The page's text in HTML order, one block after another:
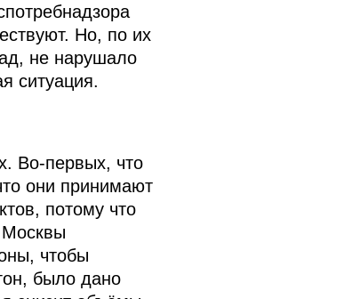
Но, по их
не нарушало
ситуация.
Во-первых, что
они принимают
потому что
Москвы
чтобы
было дано